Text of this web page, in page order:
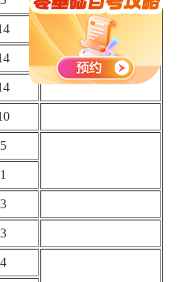
任选一
5
1
3
3
4